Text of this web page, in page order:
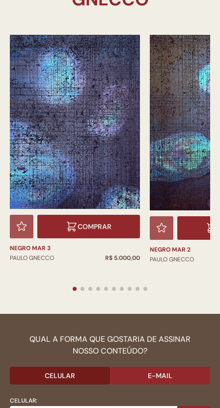
COMPRAR
NEGRO MAR 3
PAULO GNECCO
R$ 5.000,00
NEGRO MAR 2
PAULO GNECCO
QUAL A FORMA QUE GOSTARIA DE ASSINAR
NOSSO CONTEÚDO?
CELULAR E-MAIL
CELULAR: